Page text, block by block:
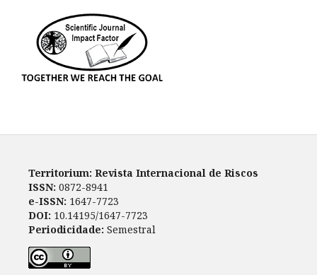
Territorium: Revista Internacional de Riscos
ISSN: 0872-8941
e-ISSN: 1647-7723
DOI: 10.14195/1647-7723
Periodicidade: Semestral